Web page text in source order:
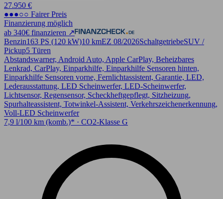
27.950 €
●●●○○ Fairer Preis
Finanzierung möglich
ab 340€ finanzieren ↗
Benzin163 PS (120 kW)10 kmEZ 08/2026SchaltgetriebeSUV /
Pickup5 Türen
Abstandswarner, Android Auto, Apple CarPlay, Beheizbares
Lenkrad, CarPlay, Einparkhilfe, Einparkhilfe Sensoren hinten,
Einparkhilfe Sensoren vorne, Fernlichtassistent, Garantie, LED,
Lederausstattung, LED Scheinwerfer, LED-Scheinwerfer,
Lichtsensor, Regensensor, Scheckheftgepflegt, Sitzheizung,
Spurhalteassistent, Totwinkel-Assistent, Verkehrszeichenerkennung,
Voll-LED Scheinwerfer
7,9 l/100 km (komb.)* · CO2-Klasse G